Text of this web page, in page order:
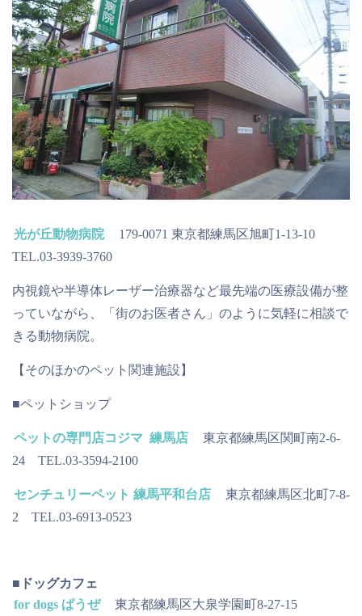
光が丘動物病院
179-0071 東京都練馬区旭町1-13-10
TEL.03-3939-3760
内視鏡や半導体レーザー治療器など最先端の医療設備が整
っていながら、「街のお医者さん」のように気軽に相談で
きる動物病院。
【そのほかのペット関連施設】
■ペットショップ
ペットの専門店コジマ 練馬店
東京都練馬区関町南2-6-
24 TEL.03-3594-2100
センチュリーペット 練馬平和台店
東京都練馬区北町7-8-
2 TEL.03-6913-0523
■ドッグカフェ
for dogs ぱうぜ
東京都練馬区大泉学園町8-27-15